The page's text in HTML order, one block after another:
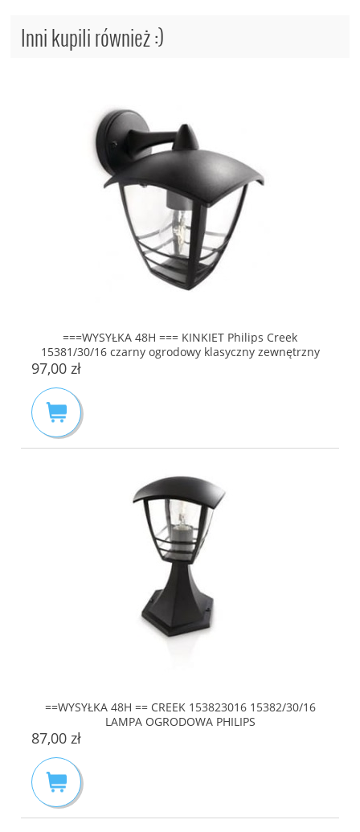
Inni kupili również :)
===WYSYŁKA 48H === KINKIET Philips Creek
15381/30/16 czarny ogrodowy klasyczny zewnętrzny
97,00 zł
==WYSYŁKA 48H == CREEK 153823016 15382/30/16
LAMPA OGRODOWA PHILIPS
87,00 zł